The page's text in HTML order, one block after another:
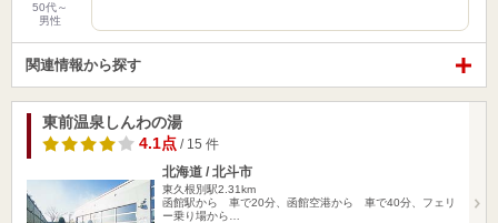
50代～
男性
関連情報から探す
東前温泉しんわの湯
4.1点 / 15 件
北海道 / 北斗市
東久根別駅2.31km
函館駅から 車で20分、函館空港から 車で40分、フェリ
ー乗り場から…